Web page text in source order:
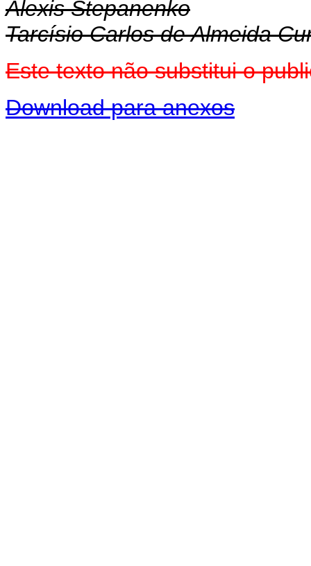
Alexis Stepanenko
Tarcísio Carlos de Almeida
Este texto não substitui o
Download para anexos